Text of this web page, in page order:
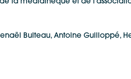
la médiathèque et de
Bulteau, Antoine Guilloppé,